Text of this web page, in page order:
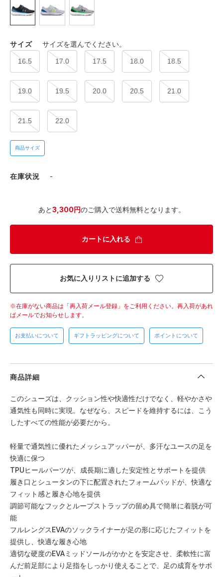
サイズ サイズを選んでください。
16.5 17.0 17.5 18.0 18.5
19.0 19.5 20.0 20.5 21.0
21.5 22.0
商品サイズ
在庫状況 -
あと3,300円のご購入で送料無料となります。
カートに入れる
お気に入りリストに追加する
在庫がない商品は「再入荷メール登録」をご利用ください。 再入荷があれ
ばメールでお知らせします。
お支払いについて ギフトラッピングについて ポイントについて
商品詳細
このシューズは、クッション性や快適性だけでなく、軽やかさや
通気性も同時に実現。なぜなら、スピードを維持するには、こう
したすべての性能が必要だから。
軽量で通気性に優れたメッシュアッパーが、多汗なユースの足を
快適に保つ
TPUヒールパーツが、成長期に適した安定性とサポートを提供
履き口とシュータンの下に配置されたフォームパッドが、快適な
フィット感と履き心地を提供
調節可能なフックとループストラップの留め具で簡単に着脱が可
能
フルレングスEVAのソックライナーが足の形に応じたフィットを
提供し、快適な履き心地
適切な硬度のEVAミッドソールがかかとを安定させ、柔軟性に富
んだ前足部により足指をしっかり使えることで、足の成育をサポ